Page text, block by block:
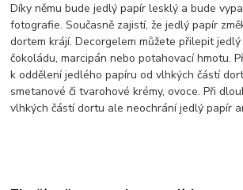
Díky němu bude jedlý papír lesklý a bude
fotografie. Současně zajistí, že jedlý papír
dortem krájí. Decorgelem můžete přilepit
čokoládu, marcipán nebo potahovací hmotu.
k oddělení jedlého papíru od vlhkých částí
smetanové či tvarohové krémy, ovoce. Při
vlhkých částí dortu ale neochrání jedlý papír